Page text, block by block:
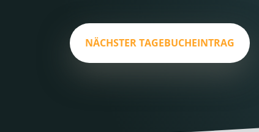
NÄCHSTER TAGEBUCHEINTRAG